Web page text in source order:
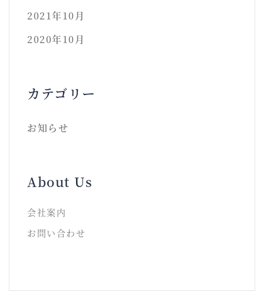
2021年10月
2020年10月
カテゴリー
お知らせ
About Us
会社案内
お問い合わせ